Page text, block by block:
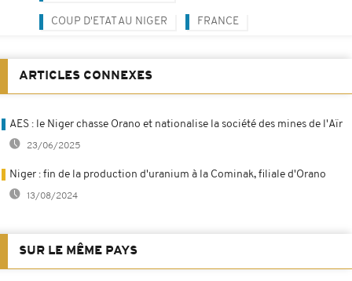
COUP D'ETAT AU NIGER FRANCE
ARTICLES CONNEXES
AES : le Niger chasse Orano et nationalise la société des mines de l'Aïr
23/06/2025
Niger : fin de la production d'uranium à la Cominak, filiale d'Orano
13/08/2024
SUR LE MÊME PAYS